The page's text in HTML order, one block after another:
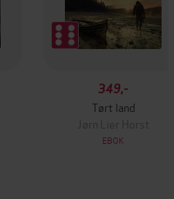
349,-
Tørt land
Jørn Lier Horst
EBOK